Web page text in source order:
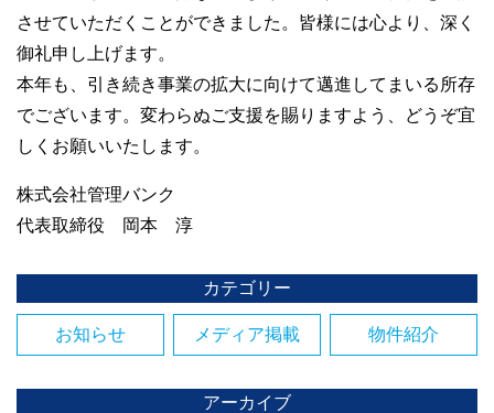
させていただくことができました。皆様には心より、深く
御礼申し上げます。
本年も、引き続き事業の拡大に向けて邁進してまいる所存
でございます。変わらぬご支援を賜りますよう、どうぞ宜
しくお願いいたします。
株式会社管理バンク
代表取締役 岡本 淳
カテゴリー
お知らせ メディア掲載 物件紹介
アーカイブ